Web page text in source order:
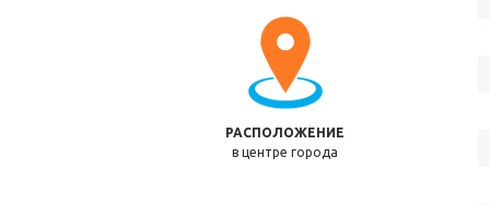
РАСПОЛОЖЕНИЕ
в центре города